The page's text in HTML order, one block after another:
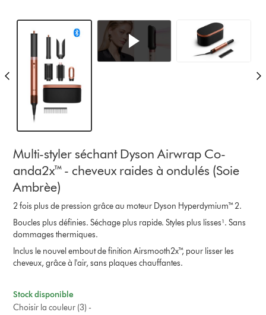
Multi-styler séchant Dyson Airwrap Co-
anda2x™ - cheveux raides à ondulés (Soie
Ambrèe)
2 fois plus de pression grâce au moteur Dyson Hyperdymium™ 2.
Boucles plus définies. Séchage plus rapide. Styles plus lisses¹. Sans
dommages thermiques.
Inclus le nouvel embout de finition Airsmooth2x™, pour lisser les
cheveux, grâce à l'air, sans plaques chauffantes.
Stock disponible
Choisir la couleur (3) -